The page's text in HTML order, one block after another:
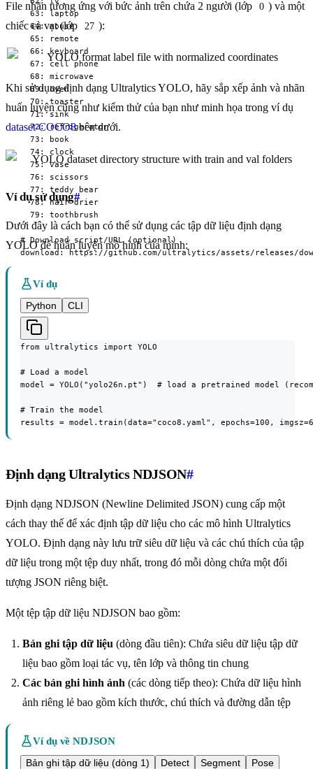
  63: laptop
  64: mouse
  65: remote
  66: keyboard
  67: cell phone
  68: microwave
  69: oven
  70: toaster
  71: sink
  72: refrigerator
  73: book
  74: clock
  75: vase
  76: scissors
  77: teddy bear
  78: hair drier
  79: toothbrush
# Download script/URL (optional)
download: https://github.com/ultralytics/assets/releases/
File nhãn tương ứng với bức ảnh trên chứa 2 người (lớp 0 ) và một
chiếc cà vạt (lớp
27 ):
Khi sử dụng định dạng Ultralytics YOLO, hãy sắp xếp ảnh và nhãn
huấn luyện cũng như kiểm thử của bạn như minh họa trong ví dụ
dataset COCO8bên dưới.
Ví dụ sử dụng#
Dưới đây là cách bạn có thể sử dụng các tập dữ liệu định dạng
YOLO để huấn luyện mô hình của mình:
Ví dụ
Python
CLI
from ultralytics import YOLO
# Load a model
model = YOLO("yolo26n.pt")  # load a pretrained model
# Train the model
results = model.train(data="coco8.yaml", epochs=100,
Định dạng Ultralytics NDJSON#
Định dạng NDJSON (Newline Delimited JSON) cung cấp một
cách thay thế để xác định tập dữ liệu cho các mô hình Ultralytics
YOLO. Định dạng này lưu trữ siêu dữ liệu và các chú thích của tập
dữ liệu trong một tệp duy nhất, trong đó mỗi dòng chứa một đối
tượng JSON riêng biệt.
Một tệp tập dữ liệu NDJSON bao gồm:
Bản ghi tập dữ liệu (dòng đầu tiên): Chứa siêu dữ liệu tập dữ
liệu bao gồm loại tác vụ, tên lớp và thông tin chung
Các bản ghi hình ảnh (các dòng tiếp theo): Chứa dữ liệu hình
ảnh riêng lẻ bao gồm kích thước, chú thích và đường dẫn tệp
Ví dụ về NDJSON
Bản ghi tập dữ liệu (dòng 1)
Detect Segment
Pose